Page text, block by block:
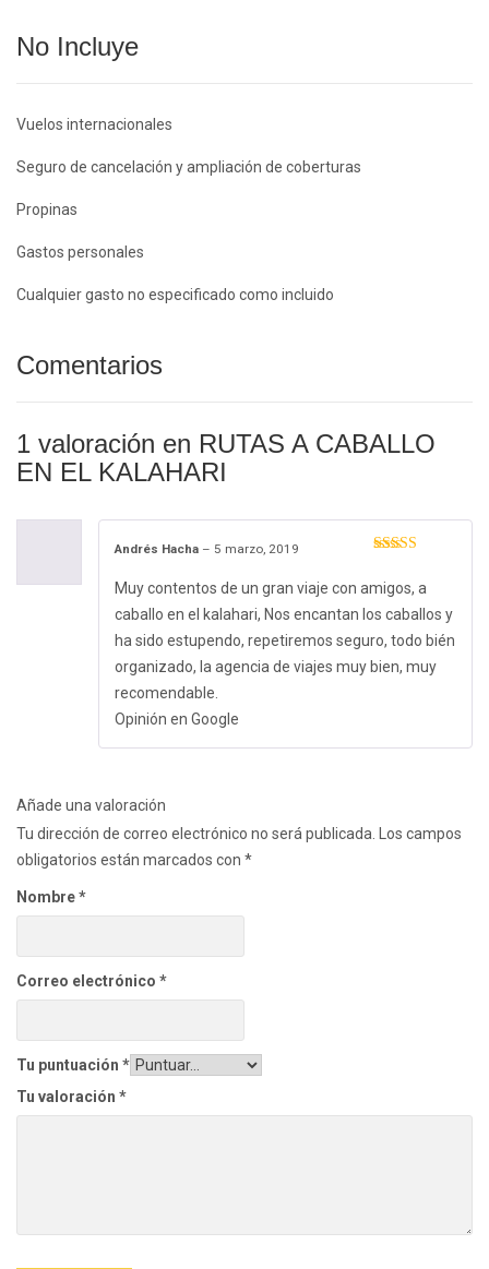
No Incluye
Vuelos internacionales
Seguro de cancelación y ampliación de coberturas
Propinas
Gastos personales
Cualquier gasto no especificado como incluido
Comentarios
1 valoración en RUTAS A CABALLO
EN EL KALAHARI
5de 5
Andrés Hacha – 5 marzo, 2019
Muy contentos de un gran viaje con amigos, a
caballo en el kalahari, Nos encantan los caballos y
ha sido estupendo, repetiremos seguro, todo bién
organizado, la agencia de viajes muy bien, muy
recomendable.
Opinión en Google
Añade una valoración
Tu dirección de correo electrónico no será publicada.
Los campos
obligatorios están marcados con *
Nombre*
Correo electrónico *
Tu puntuación *
Tu valoración *